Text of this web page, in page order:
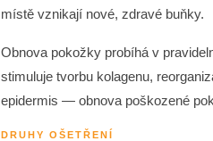
místě vznikají nové, zdravé buňky.
Obnova pokožky probíhá v
stimuluje tvorbu kolagenu,
epidermis — obnova poškozené
DRUHY OŠETŘENÍ